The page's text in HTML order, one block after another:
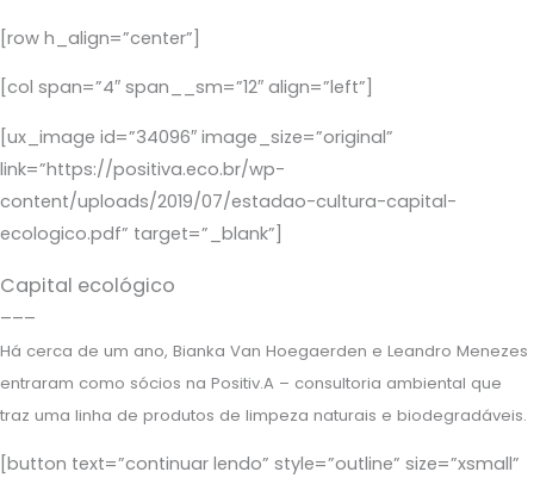
[row h_align=”center”]
[col span=”4″ span__sm=”12″ align=”left”]
[ux_image id=”34096″ image_size=”original”
link=”https://positiva.eco.br/wp-
content/uploads/2019/07/estadao-cultura-capital-
ecologico.pdf” target=”_blank”]
Capital ecológico
–––
Há cerca de um ano, Bianka Van Hoegaerden e Leandro Menezes
entraram como sócios na Positiv.A – consultoria ambiental que
traz uma linha de produtos de limpeza naturais e biodegradáveis.
[button text=”continuar lendo” style=”outline” size=”xsmall”